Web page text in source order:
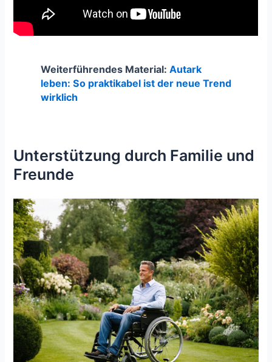
Weiterführendes Material: Autark
leben: So praktikabel ist der neue Trend
wirklich
Unterstützung durch Familie und
Freunde